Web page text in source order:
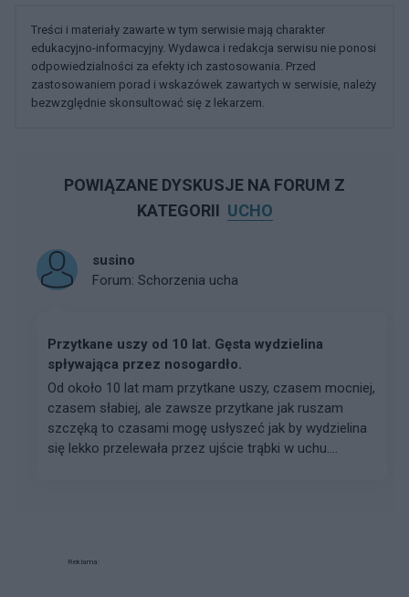
Treści i materiały zawarte w tym serwisie mają charakter
edukacyjno-informacyjny. Wydawca i redakcja serwisu nie ponosi
odpowiedzialności za efekty ich zastosowania. Przed
zastosowaniem porad i wskazówek zawartych w serwisie, należy
bezwzględnie skonsultować się z lekarzem.
POWIĄZANE DYSKUSJE NA FORUM Z
KATEGORII UCHO
susino
Forum: Schorzenia ucha
Przytkane uszy od 10 lat. Gęsta wydzielina
spływająca przez nosogardło.
Od około 10 lat mam przytkane uszy, czasem mocniej,
czasem słabiej, ale zawsze przytkane jak ruszam
szczęką to czasami mogę usłyszeć jak by wydzielina
się lekko przelewała przez ujście trąbki w uchu....
Reklama: